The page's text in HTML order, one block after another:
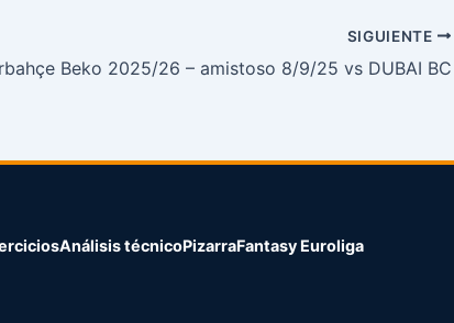
SIGUIENTE
Beko 2025/26 – amistoso 8/9/25 vs DUBAI BC
Análisis técnicoPizarraFantasy Euroliga